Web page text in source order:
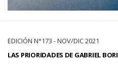
EDICIÓN N°173 - NOV/DIC 2021
LAS PRIORIDADES DE GABRIEL